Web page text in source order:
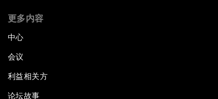
更多内容
中心
会议
利益相关方
论坛故事